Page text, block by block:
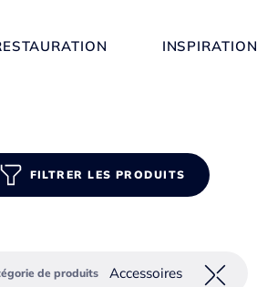
INSPIRATION
FILTRER LES PRODUITS
de produits Accessoires